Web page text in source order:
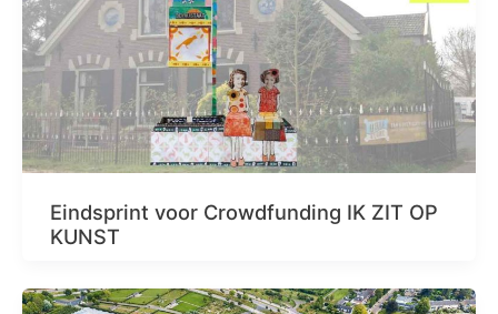
Eindsprint voor Crowdfunding IK ZIT OP
KUNST